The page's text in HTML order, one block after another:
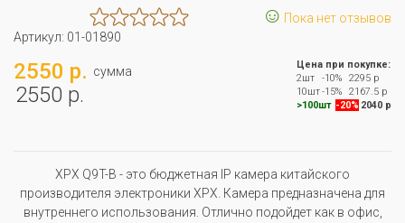
☺ Пока нет отзывов
Артикул: 01-01890
2550 р. сумма
2550 р.
Цена при покупке:
2шт
-10%
2295 р
10шт-15%
2167.5 р
>100шт -20% 2040 р
XPX Q9T-B - это бюджетная IP камера китайского
производителя электроники XPX. Камера предназначена для
внутреннего использования. Отлично подойдет как в офис,